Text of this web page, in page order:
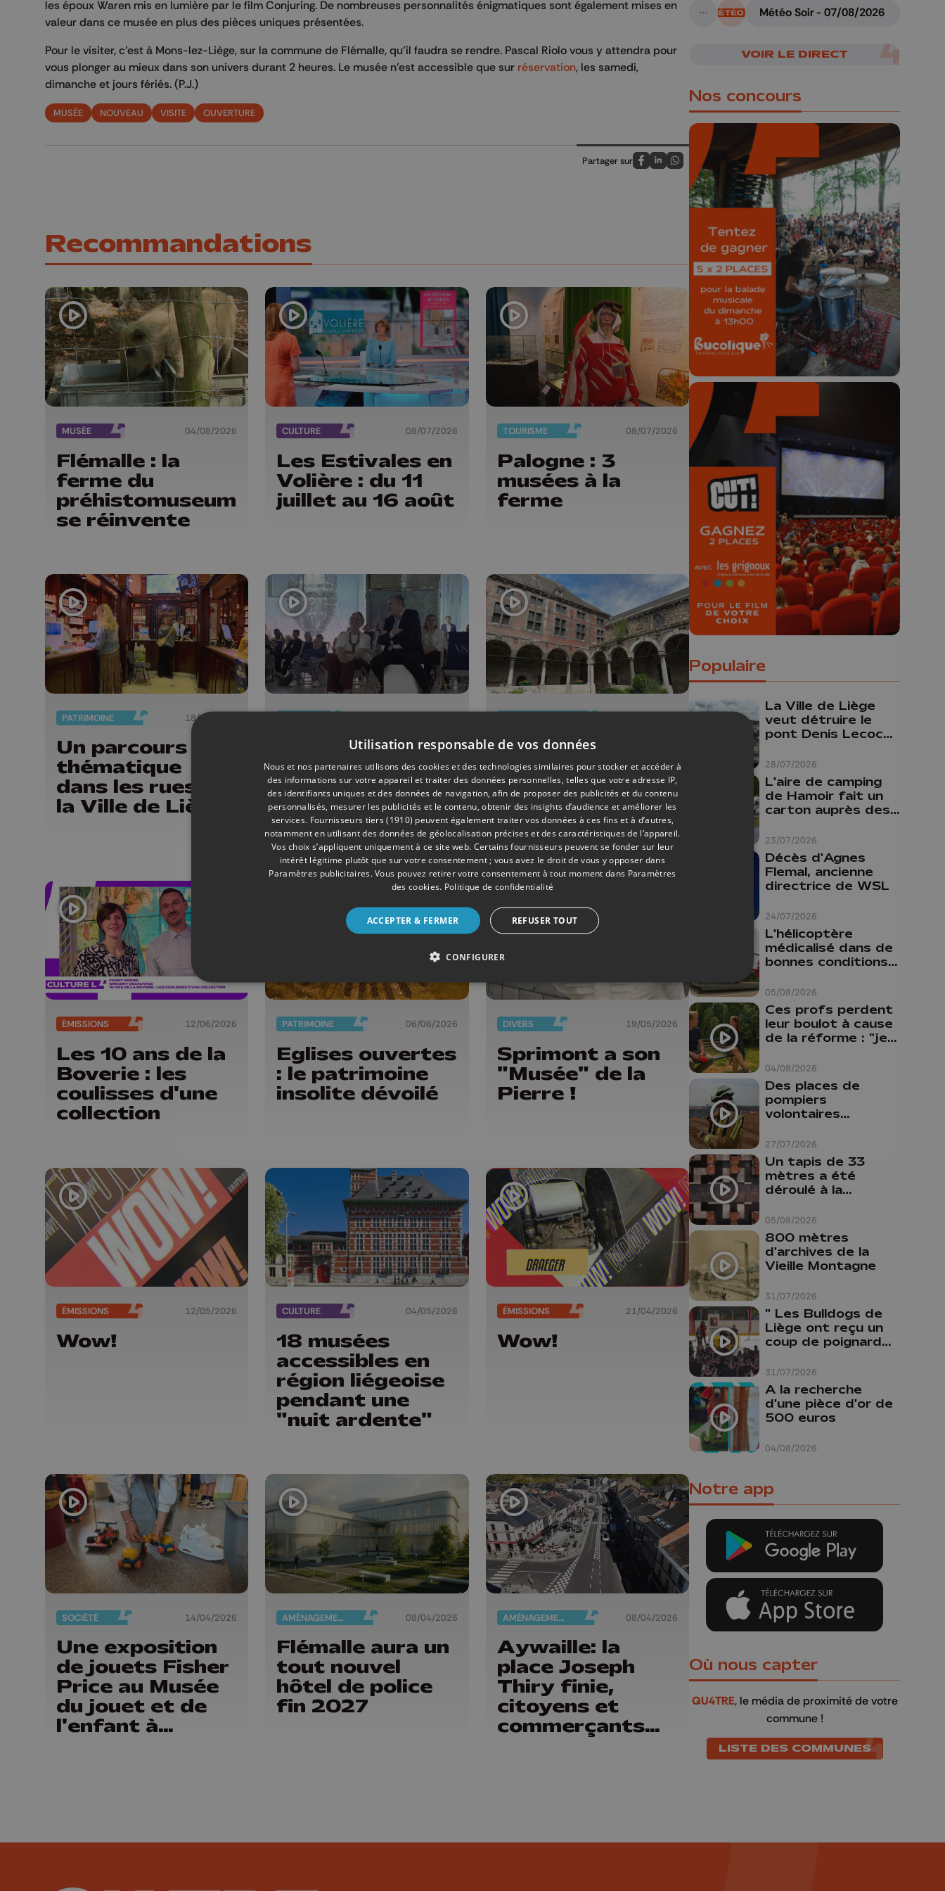
les époux Waren mis en lumière par le film Conjuring. De nombreuses personnalités énigmatiques sont également mises en
valeur dans ce musée en plus des pièces uniques présentées.
Pour le visiter, c’est à Mons-lez-Liège, sur la commune de Flémalle, qu’il faudra se rendre. Pascal Riolo vous y attendra pour
vous plonger au mieux dans son univers durant 2 heures. Le musée n’est accessible que sur réservation, les samedi,
dimanche et jours fériés. (P.J.)
MUSÉE NOUVEAU VISITE OUVERTURE
Partager sur
Partagez sur FaceBook
Partagez sur LinkedIn
Partagez sur Whatsapp
Recommandations
MUSÉE 04/08/2026
Flémalle : la
ferme du
préhistomuseum
se réinvente
CULTURE 08/07/2026
Les Estivales en
Volière : du 11
juillet au 16 août
TOURISME 08/07/2026
Palogne : 3
musées à la
ferme
PATRIMOINE 18/06/2026
Un parcours
thématique
dans les rues de
la Ville de Liège
La Princesse
Claire en visite
au Val Saint-
Lambert
Huy cherche un
nouvel avenir
pour deux
bâtiments
emblématiques
du Vieux Huy
ÉMISSIONS 12/06/2026
Les 10 ans de la
Boverie : les
coulisses d'une
collection
PATRIMOINE 06/06/2026
Eglises ouvertes
: le patrimoine
insolite dévoilé
DIVERS 19/05/2026
Sprimont a son
"Musée" de la
Pierre !
ÉMISSIONS 12/05/2026
Wow!
CULTURE 04/05/2026
18 musées
accessibles en
région liégeoise
pendant une
"nuit ardente"
ÉMISSIONS 21/04/2026
Wow!
SOCIÉTÉ 14/04/2026
Une exposition
de jouets Fisher
Price au Musée
du jouet et de
l'enfant à
AMÉNAGEMENT DU TERRITOIRE 08/04/2026
Flémalle aura un
tout nouvel
hôtel de police
fin 2027
AMÉNAGEMENT DU TERRITOIRE 08/04/2026
Aywaille: la
place Joseph
Thiry finie,
citoyens et
commerçants
A suivre
Météo Soir - 07/08/2026
VOIR LE DIRECT
Nos concours
🎁 Gagnez 5x2
places pour le
Bucolique Ferrières
Festival 🌿🎶
Concours valable jusqu'au 9 août,
23h59.
🎬 Concours CUT x
Les Grignoux ✨
Concours permanent - 2 places à
gagner chaque semaine !
Populaire
28/07/2026
La Ville de Liège
veut détruire le
pont Denis Lecocq
budget pour le
faire
23/07/2026
L'aire de camping
de Hamoir fait un
carton auprès des
24/07/2026
Décès d'Agnes
Flemal, ancienne
directrice de WSL
05/08/2026
L'hélicoptère
médicalisé dans de
bonnes conditions à
04/08/2026
Ces profs perdent
leur boulot à cause
de la réforme : "je
comme prof que
comme
pharmacienne"
27/07/2026
Des places de
pompiers
volontaires
province de Liège :
"Un citoyen qui
n'est formé ne
peut pas nous
aider"
05/08/2026
Un tapis de 33
mètres a été
déroulé à la
Liège
31/07/2026
800 mètres
d'archives de la
Vieille Montagne
31/07/2026
" Les Bulldogs de
Liège ont reçu un
coup de poignard
04/08/2026
A la recherche
d'une pièce d'or de
500 euros
Notre app
Où nous capter
QU4TRE, le média de proximité de votre
commune !
LISTE DES COMMUNES
Utilisation responsable de vos données
Nous et nos partenaires utilisons des cookies et des technologies similaires pour stocker et accéder à
des informations sur votre appareil et traiter des données personnelles, telles que votre adresse IP,
des identifiants uniques et des données de navigation, afin de proposer des publicités et du contenu
personnalisés, mesurer les publicités et le contenu, obtenir des insights d’audience et améliorer les
services. Fournisseurs tiers (1910) peuvent également traiter vos données à ces fins et à d’autres,
notamment en utilisant des données de géolocalisation précises et des caractéristiques de l’appareil.
Vos choix s’appliquent uniquement à ce site web. Certains fournisseurs peuvent se fonder sur leur
intérêt légitime plutôt que sur votre consentement ; vous avez le droit de vous y opposer dans
Paramètres publicitaires. Vous pouvez retirer votre consentement à tout moment dans Paramètres
des cookies. Politique de confidentialité
ACCEPTER & FERMER REFUSER TOUT
CONFIGURER